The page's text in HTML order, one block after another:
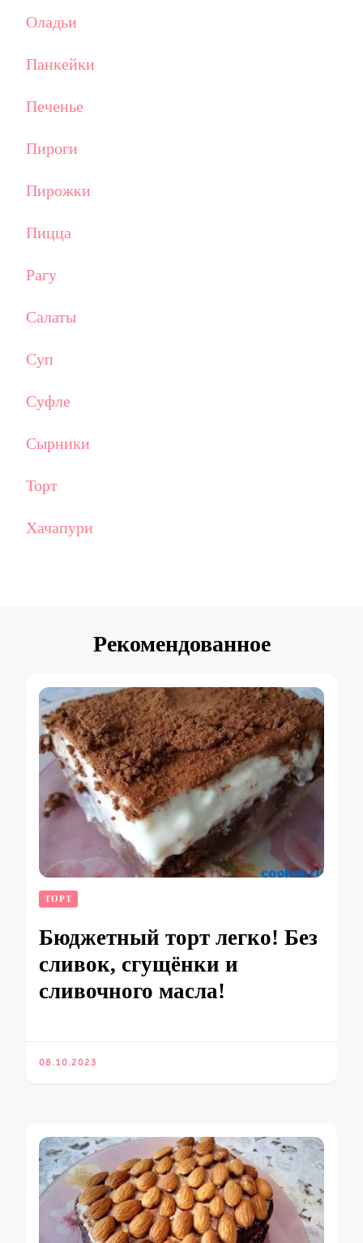
Оладьи
Панкейки
Печенье
Пироги
Пирожки
Пицца
Рагу
Салаты
Суп
Суфле
Сырники
Торт
Хачапури
Рекомендованное
ТОРТ
Бюджетный торт легко! Без
сливок, сгущёнки и
сливочного масла!
08.10.2023